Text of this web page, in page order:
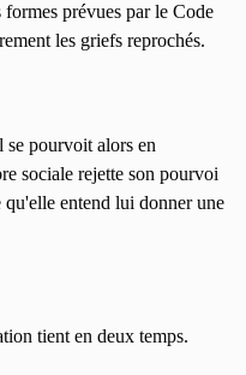
prévues par le Code
les griefs reprochés.
se pourvoit alors en
sociale rejette son pourvoi
entend lui donner une
tient en deux temps.